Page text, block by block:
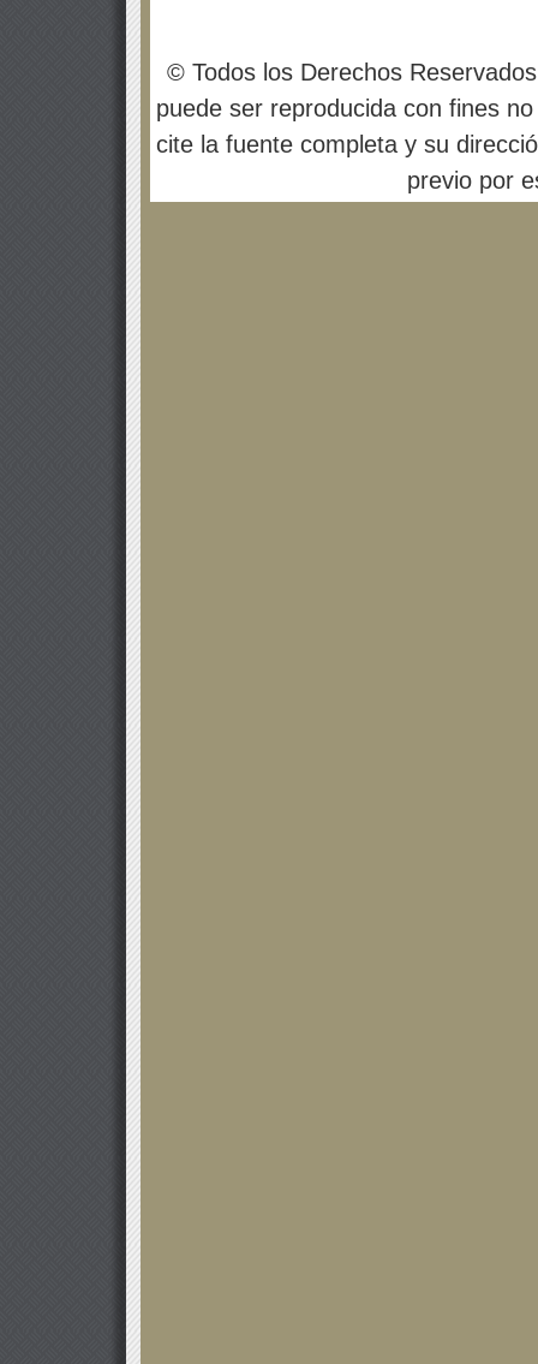
© Todos los Derechos
puede ser reproducida con fines
cite la fuente completa y su
previo por